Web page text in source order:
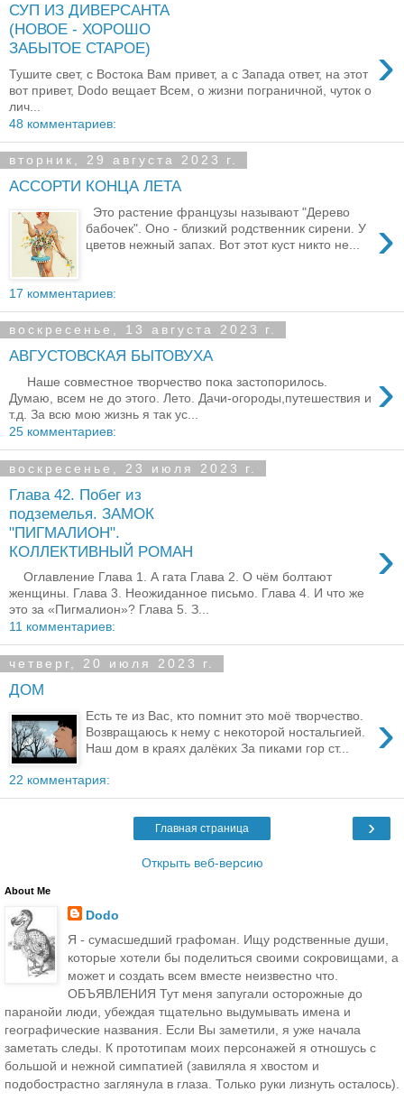
СУП ИЗ ДИВЕРСАНТА
(НОВОЕ - ХОРОШО
ЗАБЫТОЕ СТАРОЕ)
›
Тушите свет, с Востока Вам привет, а с Запада ответ, на этот
вот привет, Dodo вещает Всем, о жизни пограничной, чуток о
лич...
48 комментариев:
вторник, 29 августа 2023 г.
АССОРТИ КОНЦА ЛЕТА
›
Это растение французы называют "Дерево
бабочек". Оно - близкий родственник сирени. У
цветов нежный запах. Вот этот куст никто не...
17 комментариев:
воскресенье, 13 августа 2023 г.
АВГУСТОВСКАЯ БЫТОВУХА
›
Наше совместное творчество пока застопорилось.
Думаю, всем не до этого. Лето. Дачи-огороды,путешествия и
т.д. За всю мою жизнь я так ус...
25 комментариев:
воскресенье, 23 июля 2023 г.
Глава 42. Побег из
подземелья. ЗАМОК
"ПИГМАЛИОН".
КОЛЛЕКТИВНЫЙ РОМАН
›
Оглавление Глава 1. А гата Глава 2. О чём болтают
женщины. Глава 3. Неожиданное письмо. Глава 4. И что же
это за «Пигмалион»? Глава 5. З...
11 комментариев:
четверг, 20 июля 2023 г.
ДОМ
›
Есть те из Вас, кто помнит это моё творчество.
Возвращаюсь к нему с некоторой ностальгией.
Наш дом в краях далёких За пиками гор ст...
22 комментария:
›
Главная страница
Открыть веб-версию
About Me
Dodo
Я - сумасшедший графоман. Ищу родственные души,
которые хотели бы поделиться своими сокровищами, а
может и создать всем вместе неизвестно что.
ОБЪЯВЛЕНИЯ Тут меня запугали осторожные до
паранойи люди, убеждая тщательно выдумывать имена и
географические названия. Если Вы заметили, я уже начала
заметать следы. К прототипам моих персонажей я отношусь с
большой и нежной симпатией (завиляла я хвостом и
подобострастно заглянула в глаза. Только руки лизнуть осталось).